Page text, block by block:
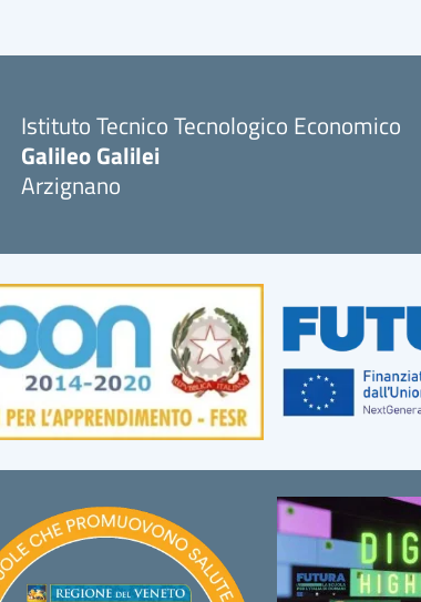
Istituto Tecnico Tecnologico Economico
Galileo Galilei
Arzignano